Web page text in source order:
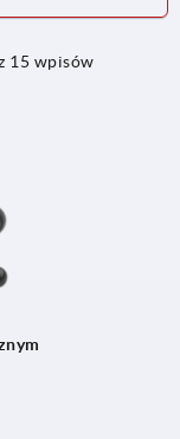
15 wpisów